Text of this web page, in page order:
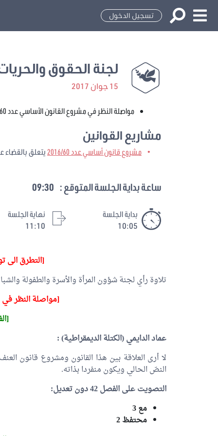
تسجيل الدخول
لجنة الحقوق
15 جوان 2017
مواصلة النظر في مشروع القانون الأساسي عدد 2016/60 المتعلق بالقضاء على العنف ضد المرأة
مشاريع القوانين
مشروع قانون أساسي عدد 2016/60 يتعلق بالقضاء
ساعة بداية الجلسة المتوقع : 09:30
بداية الجلسة
10:05
نهاية الجلسة
11:10
[التطرق الى
تلاوة رأي لجنة شؤون المرأة والأسرة والطفولة
[مواصلة النظر في
عماد الدايمي(الكتلة الديمقراطية) :
لا أرى العلاقة بين هذا القانون ومشروع قانون
النصّ الحالي ويكون منفردا بذاته.
التصويت على الفصل 42 دون تعديل:
مع 3
محتفظ 2